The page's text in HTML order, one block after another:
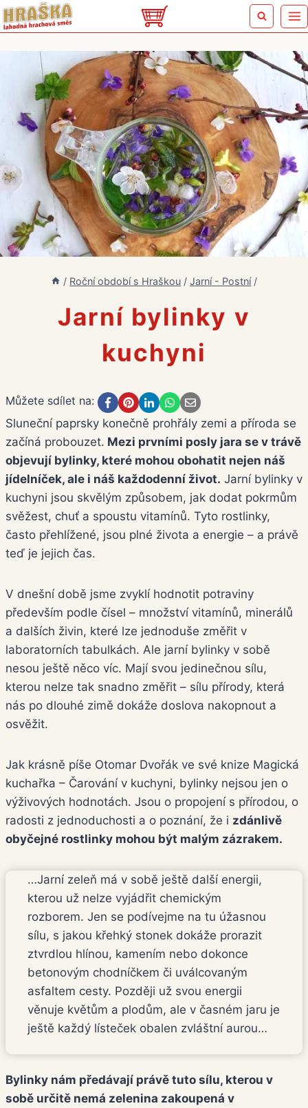
Přeskočit
na
/ Roční období s Hraškou / Jarní - Postní /
Jarní bylinky v
kuchyni
Můžete sdílet na:
Sluneční paprsky konečně prohřály zemi a příroda se
začíná probouzet. Mezi prvními posly jara se v trávě
objevují bylinky, které mohou obohatit nejen náš
jídelníček, ale i náš každodenní život. Jarní bylinky v
kuchyni jsou skvělým způsobem, jak dodat pokrmům
svěžest, chuť a spoustu vitamínů. Tyto rostlinky,
často přehlížené, jsou plné života a energie – a právě
teď je jejich čas.
V dnešní době jsme zvyklí hodnotit potraviny
především podle čísel – množství vitamínů, minerálů
a dalších živin, které lze jednoduše změřit v
laboratorních tabulkách. Ale jarní bylinky v sobě
nesou ještě něco víc. Mají svou jedinečnou sílu,
kterou nelze tak snadno změřit – sílu přírody, která
nás po dlouhé zimě dokáže doslova nakopnout a
osvěžit.
Jak krásně píše Otomar Dvořák ve své knize Magická
kuchařka – Čarování v kuchyni, bylinky nejsou jen o
výživových hodnotách. Jsou o propojení s přírodou, o
radosti z jednoduchosti a o poznání, že i zdánlivě
obyčejné rostlinky mohou být malým zázrakem.
…Jarní zeleň má v sobě ještě další energii,
kterou už nelze vyjádřit chemickým
rozborem. Jen se podívejme na tu úžasnou
sílu, s jakou křehký stonek dokáže prorazit
ztvrdlou hlínou, kamením nebo dokonce
betonovým chodníčkem či uválcovaným
asfaltem cesty. Později už svou energii
věnuje květům a plodům, ale v časném jaru je
ještě každý lísteček obalen zvláštní aurou…
Bylinky nám předávají právě tuto sílu, kterou v
sobě určitě nemá zelenina zakoupená v